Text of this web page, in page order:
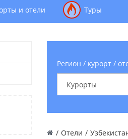
и отели Туры
Регион / курорт /
/ Отели /